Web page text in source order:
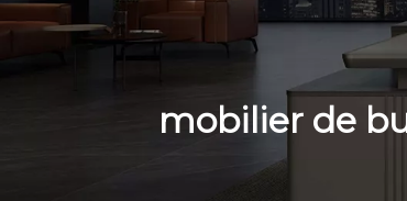
mobilier de